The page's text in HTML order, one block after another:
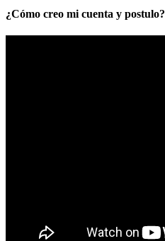
¿Cómo creo mi cuenta y postulo?